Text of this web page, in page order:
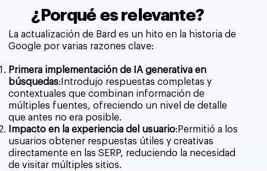
¿Porqué es relevante?
La actualización de Bard es un hito en la historia de
Google por varias razones clave:
Primera implementación de IA generativa en
búsquedas:Introdujo respuestas completas y
contextuales que combinan información de
múltiples fuentes, ofreciendo un nivel de detalle
que antes no era posible.
Impacto en la experiencia del usuario:Permitió a los
usuarios obtener respuestas útiles y creativas
directamente en las SERP, reduciendo la necesidad
de visitar múltiples sitios.